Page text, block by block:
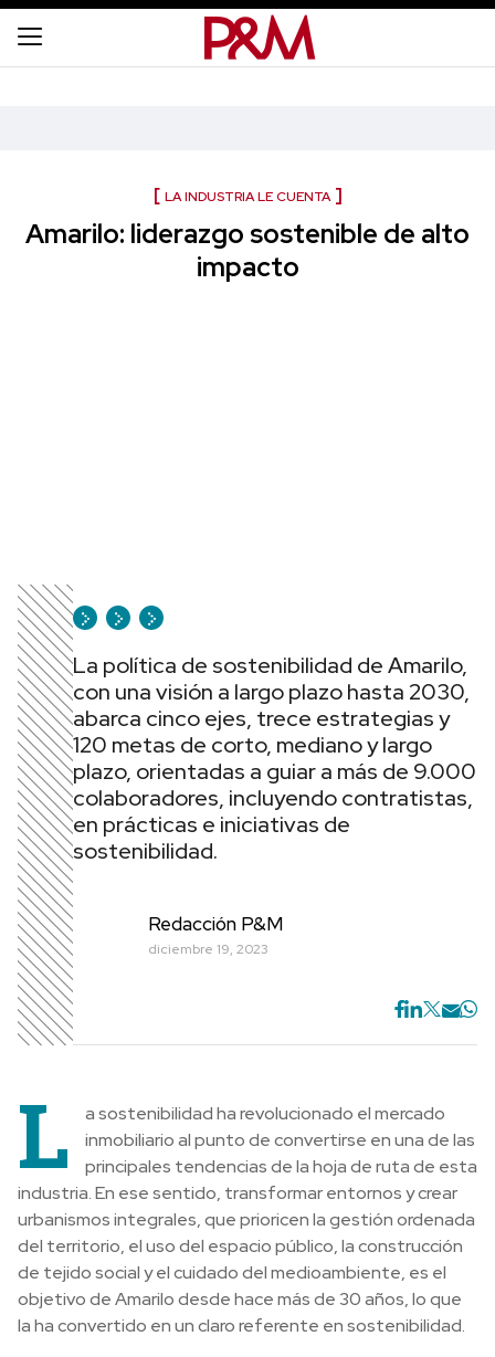
LA INDUSTRIA LE CUENTA
Amarilo: liderazgo sostenible de alto
impacto
La política de sostenibilidad de Amarilo,
con una visión a largo plazo hasta 2030,
abarca cinco ejes, trece estrategias y
120 metas de corto, mediano y largo
plazo, orientadas a guiar a más de 9.000
colaboradores, incluyendo contratistas,
en prácticas e iniciativas de
sostenibilidad.
Redacción P&M
diciembre 19, 2023
L
a sostenibilidad ha revolucionado el mercado
inmobiliario al punto de convertirse en una de las
principales tendencias de la hoja de ruta de esta
industria. En ese sentido, transformar entornos y crear
urbanismos integrales, que prioricen la gestión ordenada
del territorio, el uso del espacio público, la construcción
de tejido social y el cuidado del medioambiente, es el
objetivo de Amarilo desde hace más de 30 años, lo que
la ha convertido en un claro referente en sostenibilidad.